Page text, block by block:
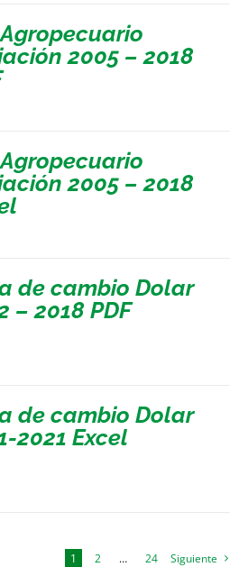
2005 – 2018
2005 – 2018
de cambio Dolar
– 2018 PDF
de cambio Dolar
2021 Excel
1 2 … 24 Siguiente